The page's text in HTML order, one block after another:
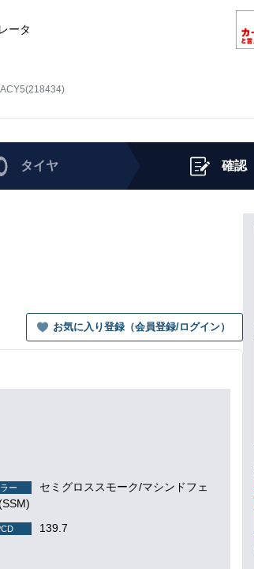
ータ
タイヤ 確認
お気に入り登録（会員登録/ログイン）
ー
セミグロススモーク/マシンドフェ
139.7